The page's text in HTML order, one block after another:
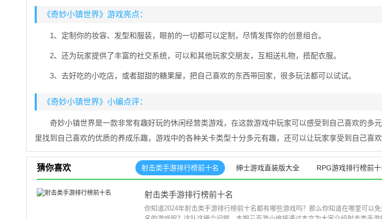
《奇妙小镇世界》游戏亮点：
1、定制你的妆容、发型和服装，眼前的一切都可以定制，尽情发挥你的创意组合。
2、还为玩家提供了丰富的社交系统，可以和其他玩家交朋友，互相送礼物，搭配衣服。
3、去好吃的小吃店，或者甜甜的糖果屋，把自己喜欢的东西带回家，很多玩法都可以试试。
《奇妙小镇世界》小编点评：
奇妙小镇世界是一款非常有趣好玩的休闲经营类游戏，在这款游戏中玩家可以感受到自己喜欢的多
里找到自己喜欢的优质的养成乐趣，游戏中的各种关卡类型十分多元有趣，还可以让玩家享受到自己喜欢
猜你喜欢 射击类手游排行榜前十名 绅士游戏直装版大全 RPG游戏排行榜前十
射击类手游排行榜前十名
你知道2024年射击类手游排行榜前十名都有哪些游戏吗？那么你知道在哪里可以